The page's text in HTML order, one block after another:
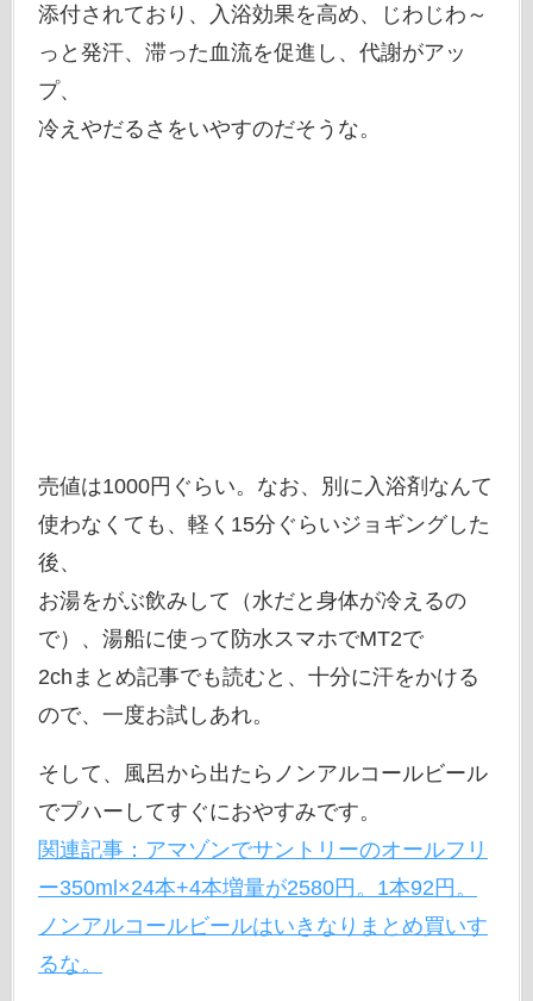
添付されており、入浴効果を高め、じわじわ～
っと発汗、滞った血流を促進し、代謝がアッ
プ、
冷えやだるさをいやすのだそうな。
売値は1000円ぐらい。なお、別に入浴剤なんて
使わなくても、軽く15分ぐらいジョギングした
後、
お湯をがぶ飲みして（水だと身体が冷えるの
で）、湯船に使って防水スマホでMT2で
2chまとめ記事でも読むと、十分に汗をかける
ので、一度お試しあれ。
そして、風呂から出たらノンアルコールビール
でプハーしてすぐにおやすみです。
関連記事：アマゾンでサントリーのオールフリ
ー350ml×24本+4本増量が2580円。1本92円。
ノンアルコールビールはいきなりまとめ買いす
るな。